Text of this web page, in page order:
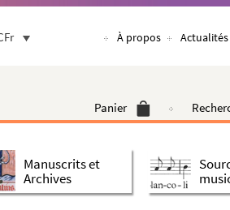
À propos Actualités
Panier
Manuscrits et
Archives